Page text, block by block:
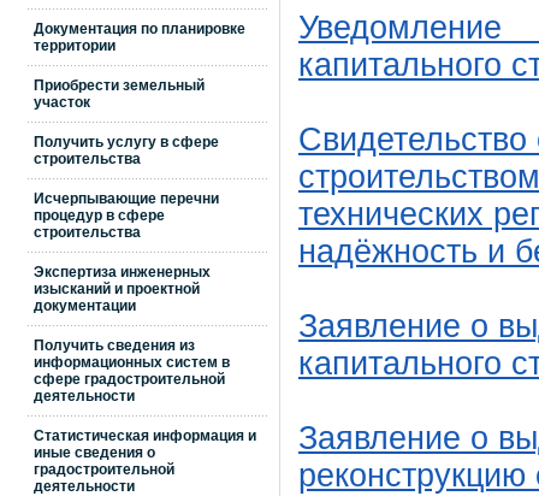
Документация по планировке
территории
Приобрести земельный
участок
Получить услугу в сфере
строительства
Исчерпывающие перечни
процедур в сфере
строительства
Экспертиза инженерных
изысканий и проектной
документации
Получить сведения из
информационных систем в
сфере градостроительной
деятельности
Статистическая информация и
иные сведения о
градостроительной
деятельности
Уведомление
капитального
Свидетельство
технических
надёжность и
Заявление о
капитального
Заявление о
реконструкцию